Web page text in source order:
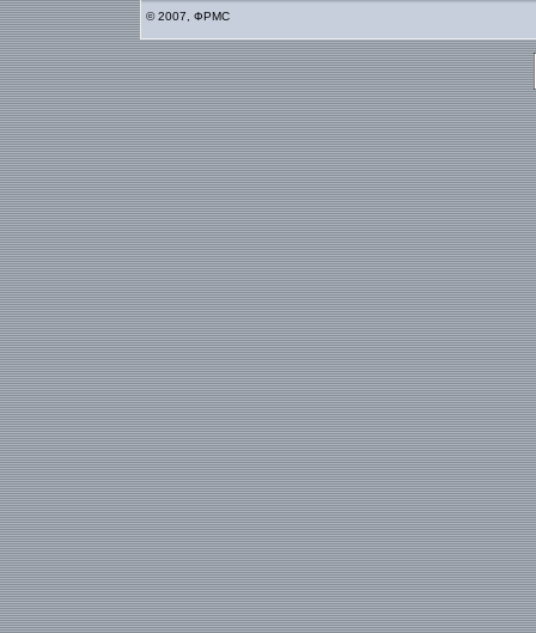
© 2007, ФРМС